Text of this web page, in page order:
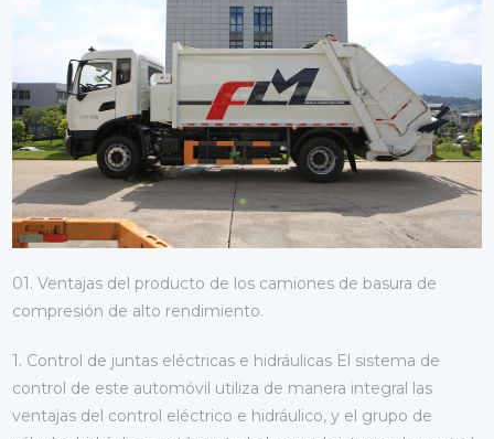
01. Ventajas del producto de los camiones de basura de
compresión de alto rendimiento.
1. Control de juntas eléctricas e hidráulicas El sistema de
control de este automóvil utiliza de manera integral las
ventajas del control eléctrico e hidráulico, y el grupo de